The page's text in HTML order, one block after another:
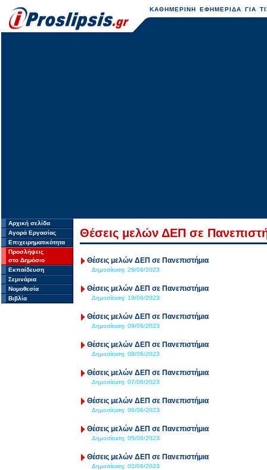
ΚΑΘΗΜΕΡΙΝΗ ΕΦΗΜΕΡΙΔΑ ΓΙΑ
Αρχική σελίδα
Αγορά Εργασίας
Επιχειρηματικότητα
Προσλήψεις
στο Δημόσιο
Εκπαίδευση
Σεμινάρια
Νομοθεσία
Βιβλία
Θέσεις μελών ΔΕΠ σε
Θέσεις μελών ΔΕΠ σε Πανεπιστήμια
Δημοσίευση: 28/06/2023
Θέσεις μελών ΔΕΠ σε Πανεπιστήμια
Δημοσίευση: 19/06/2023
Θέσεις μελών ΔΕΠ σε Πανεπιστήμια
Δημοσίευση: 09/06/2023
Θέσεις μελών ΔΕΠ σε Πανεπιστήμια
Δημοσίευση: 08/06/2023
Θέσεις μελών ΔΕΠ σε Πανεπιστήμια
Δημοσίευση: 07/06/2023
Θέσεις μελών ΔΕΠ σε Πανεπιστήμια
Δημοσίευση: 06/06/2023
Θέσεις μελών ΔΕΠ σε Πανεπιστήμια
Δημοσίευση: 05/06/2023
Θέσεις μελών ΔΕΠ σε Πανεπιστήμια
Δημοσίευση: 02/06/2023